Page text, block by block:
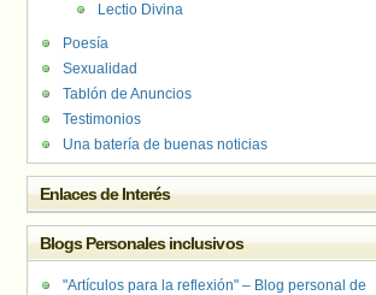
Lectio Divina
Poesía
Sexualidad
Tablón de Anuncios
Testimonios
Una batería de buenas noticias
Enlaces de Interés
Blogs Personales inclusivos
"Artículos para la reflexión" – Blog personal de